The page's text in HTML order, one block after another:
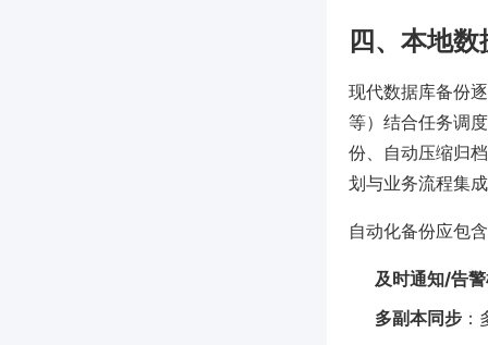
四、本地
现代数据库备份
等）结合任务调
份、自动压缩归
划与业务流程集
自动化备份应包
及时通知/告
多副本同步